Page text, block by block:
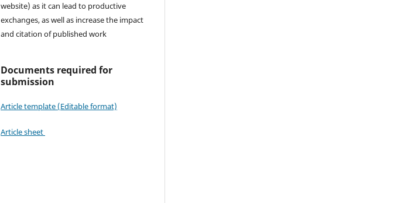
website) as it can lead to productive
exchanges, as well as increase the impact
and citation of published work
Documents required for
submission
Article template (Editable format)
Article sheet